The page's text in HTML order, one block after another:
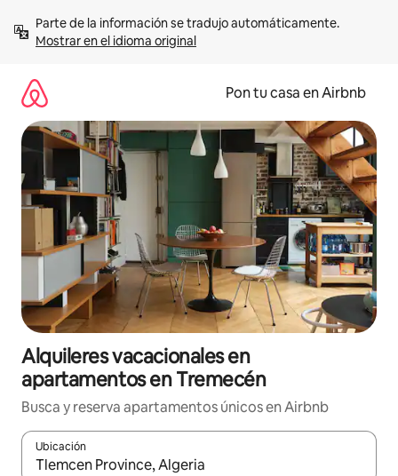
contenidoMostrar en el idioma original
Pon tu casa en Airbnb
Alquileres vacacionales en
apartamentos en Tremecén
Busca y reserva apartamentos únicos en Airbnb
Ubicación
Cuando los resultados estén disponibles, navega con las